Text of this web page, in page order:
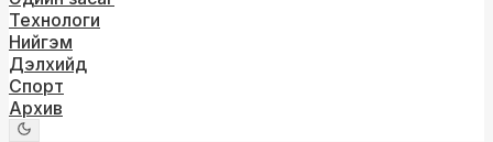
Технологи
Нийгэм
Дэлхийд
Спорт
Архив